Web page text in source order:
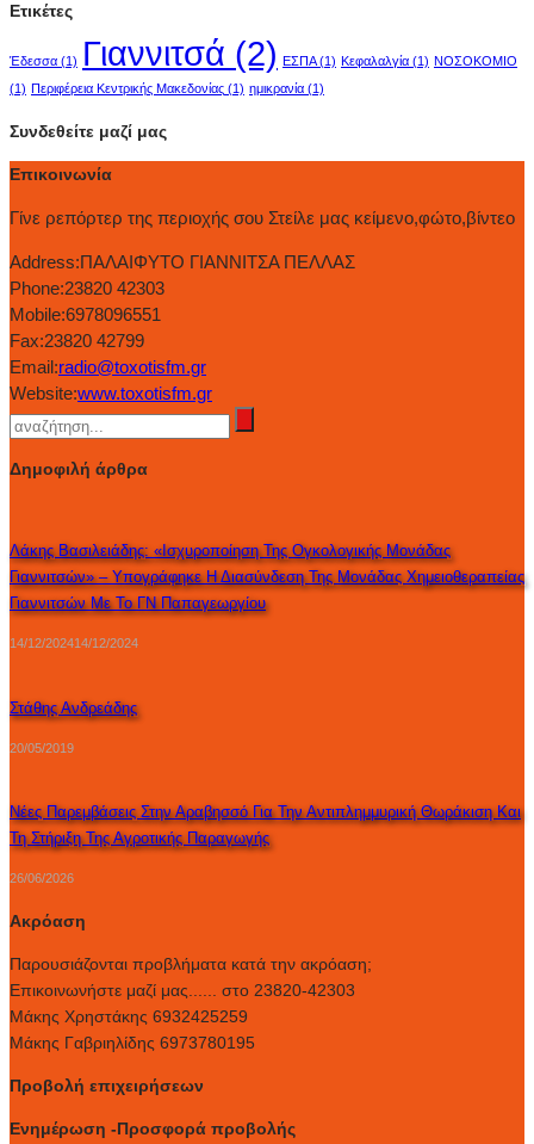
Ετικέτες
Έδεσσα (1) Γιαννιτσά (2) ΕΣΠΑ(1) Κεφαλαλγία (1) ΝΟΣΟΚΟΜΙΟ
(1) Περιφέρεια Κεντρικής Μακεδονίας (1) ημικρανία (1)
Συνδεθείτε μαζί μας
Επικοινωνία
Γίνε ρεπόρτερ της περιοχής σου Στείλε μας κείμενο,φώτο,βίντεο
Address:ΠΑΛΑΙΦΥΤΟ ΓΙΑΝΝΙΤΣΑ ΠΕΛΛΑΣ
Phone:23820 42303
Mobile:6978096551
Fax:23820 42799
Email:radio@toxotisfm.gr
Website:www.toxotisfm.gr
Δημοφιλή άρθρα
Λάκης Βασιλειάδης: «Ισχυροποίηση Της Ογκολογικής Μονάδας
Γιαννιτσών» – Υπογράφηκε Η Διασύνδεση Της Μονάδας Χημειοθεραπείας
Γιαννιτσών Με Το ΓΝ Παπαγεωργίου
14/12/202414/12/2024
Στάθης Ανδρεάδης
20/05/2019
Νέες Παρεμβάσεις Στην Αραβησσό Για Την Αντιπλημμυρική Θωράκιση Και
Τη Στήριξη Της Αγροτικής Παραγωγής
26/06/2026
Ακρόαση
Παρουσιάζονται προβλήματα κατά την ακρόαση;
Επικοινωνήστε μαζί μας...... στο 23820-42303
Μάκης Χρηστάκης 6932425259
Μάκης Γαβριηλίδης 6973780195
Προβολή επιχειρήσεων
Ενημέρωση -Προσφορά προβολής